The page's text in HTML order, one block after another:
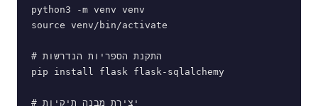
python3 -m venv venv
source venv/bin/activate
# התקנת הספריות הנדרשות
pip install flask flask-sqlalchemy
# יצירת מבנה תיקיות